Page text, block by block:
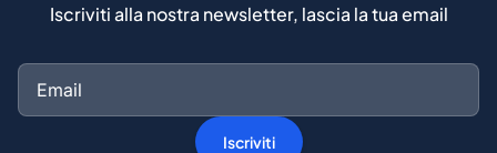
Iscriviti alla nostra newsletter, lascia la tua email
Iscriviti